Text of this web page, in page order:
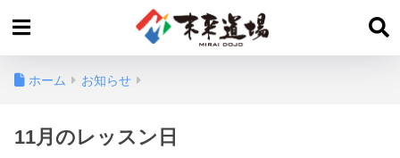
ホーム お知らせ
11月のレッスン日